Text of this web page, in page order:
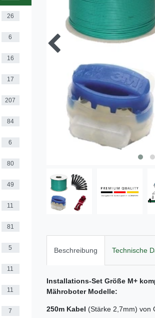
26
6
16
17
207
84
6
80
49
11
81
5
11
11
7
Beschreibung Technische
Installations-Set Größe M+
Mähroboter Modelle:
250m Kabel (Stärke 2,7mm) von